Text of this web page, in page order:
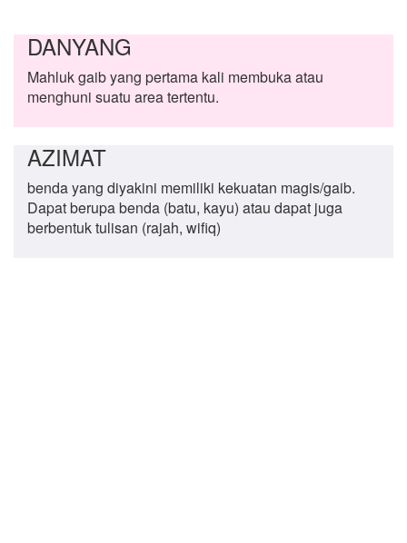
DANYANG
Mahluk gaib yang pertama kali membuka atau
menghuni suatu area tertentu.
AZIMAT
benda yang diyakini memiliki kekuatan magis/gaib.
Dapat berupa benda (batu, kayu) atau dapat juga
berbentuk tulisan (rajah, wifiq)